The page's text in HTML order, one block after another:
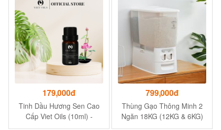
179,000đ
Tinh Dầu Hương Sen Cao
Cấp Viet Oils (10ml) -
Hương Thơm Ngọt Ngào
799,000đ
Thùng Gạo Thông Minh 2
Ngăn 18KG (12KG & 6KG)
Tiện Lợi Cho Gia Đình Lớn |